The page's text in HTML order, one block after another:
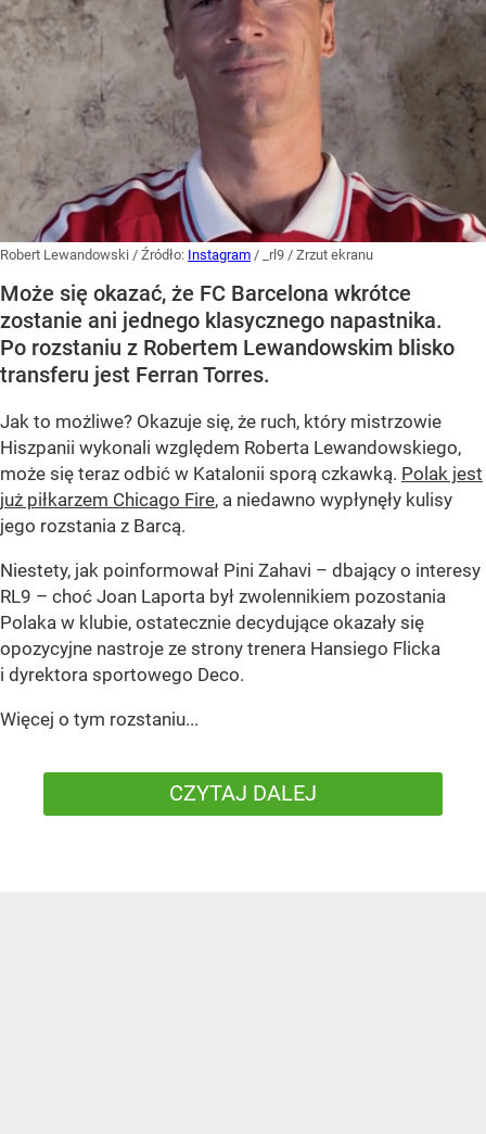
Robert Lewandowski / Źródło: Instagram / _rl9 / Zrzut ekranu
Może się okazać, że FC Barcelona wkrótce
zostanie ani jednego klasycznego napastnika.
Po rozstaniu z Robertem Lewandowskim blisko
transferu jest Ferran Torres.
Jak to możliwe? Okazuje się, że ruch, który mistrzowie
Hiszpanii wykonali względem Roberta Lewandowskiego,
może się teraz odbić w Katalonii sporą czkawką. Polak jest
już piłkarzem Chicago Fire, a niedawno wypłynęły kulisy
jego rozstania z Barcą.
Niestety, jak poinformował Pini Zahavi – dbający o interesy
RL9 – choć Joan Laporta był zwolennikiem pozostania
Polaka w klubie, ostatecznie decydujące okazały się
opozycyjne nastroje ze strony trenera Hansiego Flicka
i dyrektora sportowego Deco.
Więcej o tym rozstaniu...
CZYTAJ DALEJ